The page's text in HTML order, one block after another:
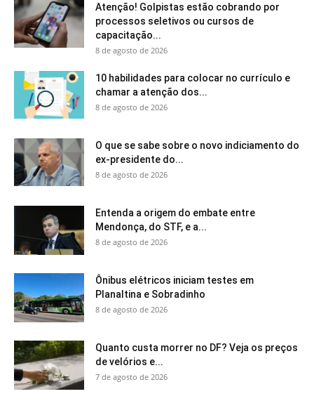
Atenção! Golpistas estão cobrando por
processos seletivos ou cursos de
capacitação...
8 de agosto de 2026
10 habilidades para colocar no currículo e
chamar a atenção dos...
8 de agosto de 2026
O que se sabe sobre o novo indiciamento do
ex-presidente do...
8 de agosto de 2026
Entenda a origem do embate entre
Mendonça, do STF, e a...
8 de agosto de 2026
Ônibus elétricos iniciam testes em
Planaltina e Sobradinho
8 de agosto de 2026
Quanto custa morrer no DF? Veja os preços
de velórios e...
7 de agosto de 2026